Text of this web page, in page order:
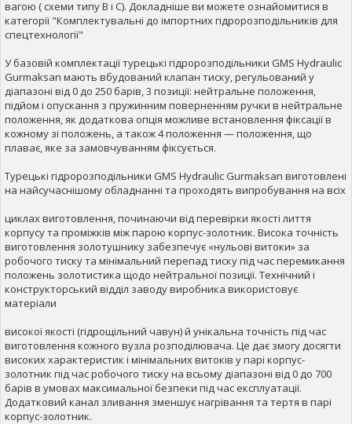
вагою ( схеми типу B і C). Докладніше ви можете ознайомитися в
категорії "Комплектувальні до імпортних гідророзподільників для
спецтехнології"
У базовій комплектації турецькі гідророзподільники GMS Hydraulic
Gurmaksan мають вбудований клапан тиску, регульований у
діапазоні від 0 до 250 барів, 3 позиції: нейтральне положення,
підйом і опускання з пружинним поверненням ручки в нейтральне
положення, як додаткова опція можливе встановлення фіксації в
кожному зі положень, а також 4 положення — положення, що
плаває, яке за замовчуванням фіксується.
Турецькі гідророзподільники GMS Hydraulic Gurmaksan виготовлені
на найсучаснішому обладнанні та проходять випробування на всіх
циклах виготовлення, починаючи від перевірки якості лиття
корпусу та проміжків між парою корпус-золотник. Висока точність
виготовлення золотушнику забезпечує «нульові витоки» за
робочого тиску та мінімальний перепад тиску під час перемикання
положень золотистика щодо нейтральної позиції. Технічний і
конструкторський відділ заводу виробника використовує
матеріали
високої якості (гідрощільний чавун) й унікальна точність під час
виготовлення кожного вузла розподілювача. Це дає змогу досягти
високих характеристик і мінімальних витоків у парі корпус-
золотник під час робочого тиску на всьому діапазоні від 0 до 700
барів в умовах максимальної безпеки під час експлуатації.
Додатковий канал зливання зменшує нагрівання та тертя в парі
корпус-золотник.